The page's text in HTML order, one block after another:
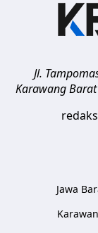
Jl.
Karawang Barat
Jawa